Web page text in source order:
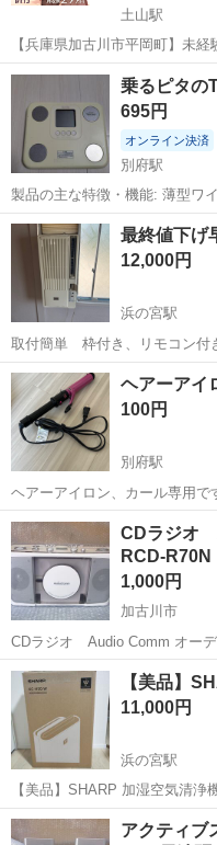
土山駅
【兵庫県加古川市平岡町】未
《お仕事No.8A091》 お仕事について ベルトコンベアに使われるベル
ト部分のゴム製品の製造です
ムの圧着作業など機械のオ...
兵庫 加古川市 土山駅
乗るピタの
695円
オンライン決済
別府駅
製品の主な特徴・機能: 薄型ワイドデザイン: 安心感のある設計。 自動
認識「乗るピタ」: 登録者の中
果表示まで自動で行います。 詳細な体組成測定: 体重、体脂肪率、筋
肉量、基礎代謝量...
兵庫 加古川市 別府駅
最終値下げ
12,000円
浜の宮駅
取付簡単 枠付き、リモコン付き
て、使用感、傷、汚れもあり
慮ください 8／1までのお取引
み、質問のみの方はご返信出来...
兵庫 加古川市 浜の宮駅
ヘアーアイ
100円
別府駅
ヘアーアイロン、カール専用で
取りの方のみよろしくお願い致
兵庫 加古川市
CDラジオ
RCD-R70N
1,000円
加古川市
CDラジオ Audio Comm オーディ
は詳しくなく、詳細な確認も
も、自力でメンテ・修理依頼
下さい...
兵庫 加古川市 ポータ
【美品】
11,000円
浜の宮駅
【美品】SHARP 加湿空気清浄
ます。 SHARP製のプラズマクラスター搭載加湿空気清浄機です。 お
部屋の空気をきれいに保ち、
兵庫 加古川市 浜の宮駅
アクティブス